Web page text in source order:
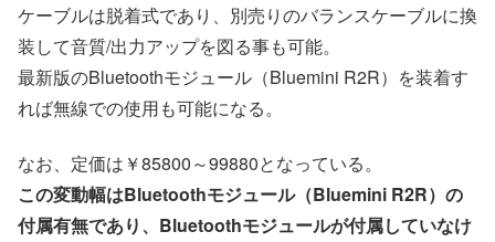
ケーブルは脱着式であり、別売りのバランスケーブルに換
装して音質/出力アップを図る事も可能。
最新版のBluetoothモジュール（Bluemini R2R）を装着す
れば無線での使用も可能になる。
なお、定価は￥85800～99880となっている。
この変動幅はBluetoothモジュール（Bluemini R2R）の
付属有無であり、Bluetoothモジュールが付属していなけ